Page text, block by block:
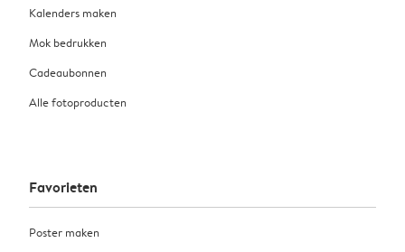
Kalenders maken
Mok bedrukken
Cadeaubonnen
Alle fotoproducten
Favorieten
Poster maken